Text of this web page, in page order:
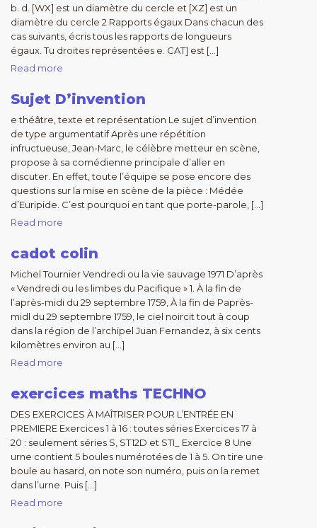
b. d. [WX] est un diamètre du cercle et [XZ] est un
diamètre du cercle 2 Rapports égaux Dans chacun des
cas suivants, écris tous les rapports de longueurs
égaux. Tu droites représentées e. CAT] est […]
Read more
Sujet D’invention
e théâtre, texte et représentation Le sujet d’invention
de type argumentatif Après une répétition
infructueuse, Jean-Marc, le célèbre metteur en scène,
propose à sa comédienne principale d’aller en
discuter. En effet, toute l’équipe se pose encore des
questions sur la mise en scène de la pièce : Médée
d’Euripide. C’est pourquoi en tant que porte-parole, […]
Read more
cadot colin
Michel Tournier Vendredi ou la vie sauvage 1971 D’après
« Vendredi ou les limbes du Pacifique » 1. À la fin de
l’après-midi du 29 septembre 1759, À la fin de Paprès-
midl du 29 septembre 1759, le ciel noircit tout à coup
dans la région de l’archipel Juan Fernandez, à six cents
kilomètres environ au […]
Read more
exercices maths TECHNO
DES EXERCICES À MAÎTRISER POUR L’ENTRÉE EN
PREMIERE Exercices 1 à 16 : toutes séries Exercices 17 à
20 : seulement séries S, ST12D et STI_ Exercice 8 Une
urne contient 5 boules numérotées de 1 à 5. On tire une
boule au hasard, on note son numéro, puis on la remet
dans l’urne. Puis […]
Read more